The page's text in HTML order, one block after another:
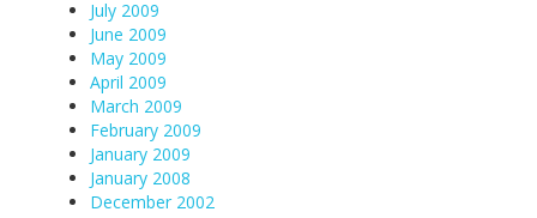
July 2009
June 2009
May 2009
April 2009
March 2009
February 2009
January 2009
January 2008
December 2002